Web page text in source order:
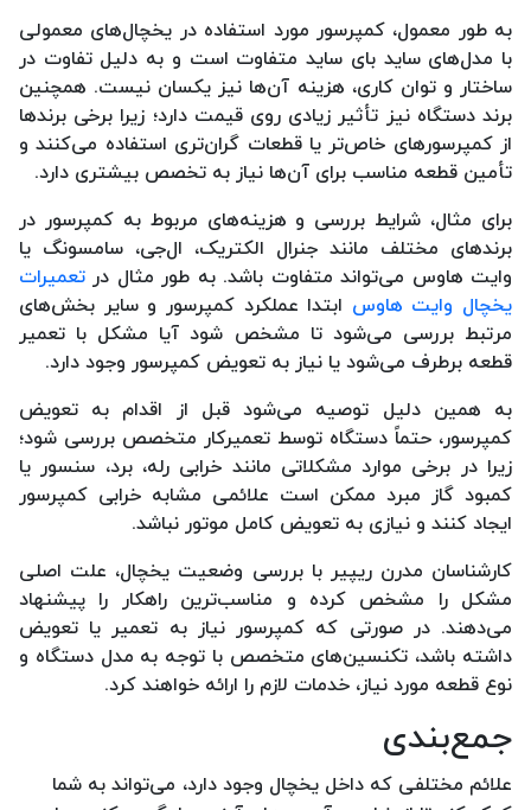
به طور معمول، کمپرسور مورد استفاده در یخچال‌های معمولی
با مدل‌های ساید بای ساید متفاوت است و به دلیل تفاوت در
ساختار و توان کاری، هزینه آن‌ها نیز یکسان نیست. همچنین
برند دستگاه نیز تأثیر زیادی روی قیمت دارد؛ زیرا برخی برندها
از کمپرسورهای خاص‌تر یا قطعات گران‌تری استفاده می‌کنند و
تأمین قطعه مناسب برای آن‌ها نیاز به تخصص بیشتری دارد.
برای مثال، شرایط بررسی و هزینه‌های مربوط به کمپرسور در
برندهای مختلف مانند جنرال الکتریک، ال‌جی، سامسونگ یا
وایت هاوس می‌تواند متفاوت باشد. به طور مثال در تعمیرات
یخچال وایت هاوس ابتدا عملکرد کمپرسور و سایر بخش‌های
مرتبط بررسی می‌شود تا مشخص شود آیا مشکل با تعمیر
قطعه برطرف می‌شود یا نیاز به تعویض کمپرسور وجود دارد.
به همین دلیل توصیه می‌شود قبل از اقدام به تعویض
کمپرسور، حتماً دستگاه توسط تعمیرکار متخصص بررسی شود؛
زیرا در برخی موارد مشکلاتی مانند خرابی رله، برد، سنسور یا
کمبود گاز مبرد ممکن است علائمی مشابه خرابی کمپرسور
ایجاد کنند و نیازی به تعویض کامل موتور نباشد.
کارشناسان مدرن ریپیر با بررسی وضعیت یخچال، علت اصلی
مشکل را مشخص کرده و مناسب‌ترین راهکار را پیشنهاد
می‌دهند. در صورتی که کمپرسور نیاز به تعمیر یا تعویض
داشته باشد، تکنسین‌های متخصص با توجه به مدل دستگاه و
نوع قطعه مورد نیاز، خدمات لازم را ارائه خواهند کرد.
جمع‌بندی
علائم مختلفی که داخل یخچال وجود دارد، می‌تواند به شما